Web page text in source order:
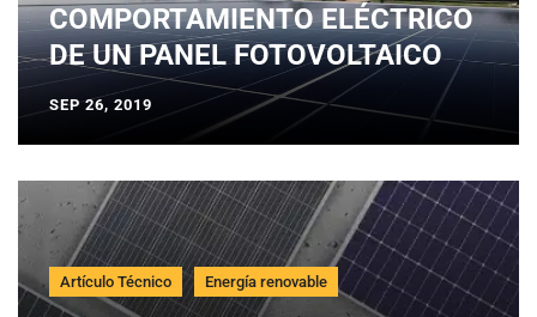
COMPORTAMIENTO ELÉCTRICO
DE UN PANEL FOTOVOLTAICO
SEP 26, 2019
Artículo Técnico Energía renovable